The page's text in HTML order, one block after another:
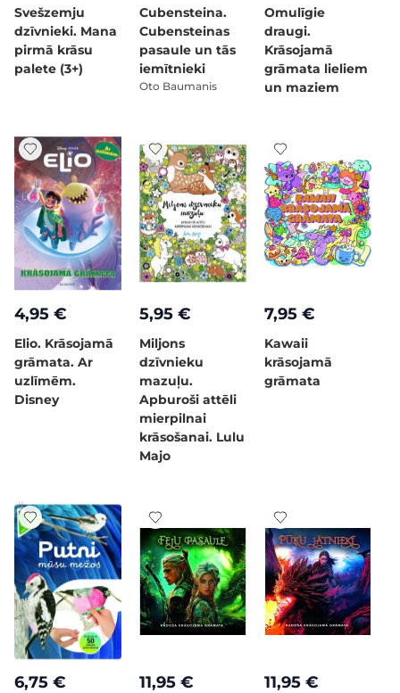
Svešzemju
dzīvnieki. Mana
pirmā krāsu
palete (3+)
Cubensteina.
Cubensteinas
pasaule un tās
iemītnieki
Oto Baumanis
Omulīgie
draugi.
Krāsojamā
grāmata lieliem
un maziem
4,95 €
Elio. Krāsojamā
grāmata. Ar
uzlīmēm.
Disney
5,95 €
Miljons
dzīvnieku
mazuļu.
Apburoši attēli
mierpilnai
krāsošanai. Lulu
Majo
7,95 €
Kawaii
krāsojamā
grāmata
6,75 € 11,95 € 11,95 €